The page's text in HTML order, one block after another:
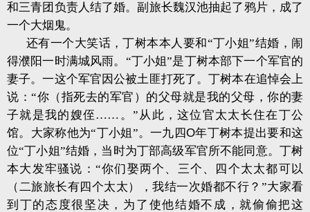
和三青团负责人结了婚。副旅长魏汉池抽起了鸦片，成了
一个大烟鬼。
还有一个大笑话，丁树本本人要和“丁小姐”结婚，闹
得濮阳一时满城风雨。“丁小姐”是丁树本部下一个军官的
妻子。一这个军官因公被土匪打死了。丁树本在追悼会上
说：“你（指死去的军官）的父母就是我的父母，你的妻
子就是我的嫂侄……。”从此，这位官太太长住在丁公
馆。大家称他为“丁小姐”。一九四O年丁树本提出要和这
位“丁小姐”结婚，当时为丁部高级军官所不能同意。丁树
本大发牢骚说：“你们娶两个、三个、四个太太都可以
（二旅旅长有四个太太），我结一次婚都不行？”大家看
到丁的态度很坚决，为了使他结婚不成，就偷偷把这